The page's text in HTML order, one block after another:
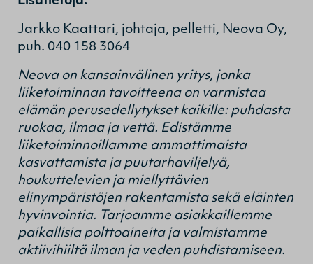
Jarkko Kaattari, johtaja, pelletti, Neova Oy,
puh. 040 158 3064
Neova on kansainvälinen yritys, jonka
liiketoiminnan tavoitteena on varmistaa
elämän perusedellytykset kaikille: puhdasta
ruokaa, ilmaa ja vettä. Edistämme
liiketoiminnoillamme ammattimaista
kasvattamista ja puutarhaviljelyä,
houkuttelevien ja miellyttävien
elinympäristöjen rakentamista sekä eläinten
hyvinvointia. Tarjoamme asiakkaillemme
paikallisia polttoaineita ja valmistamme
aktiivihiiltä ilman ja veden puhdistamiseen.